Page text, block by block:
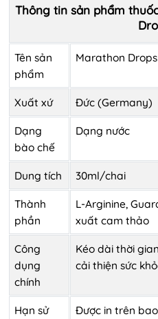
Thông tin sản phẩm
Tên sản
phẩm
Marathon Drops
Xuất xứ Đức (Germany)
Dạng
bào chế
Dạng nước
Dung tích 30ml/chai
Thành
phần
L-Arginine,
xuất cam thảo
Công
dụng
chính
Kéo dài thời
cải thiện sức
Hạn sử
Được in trên